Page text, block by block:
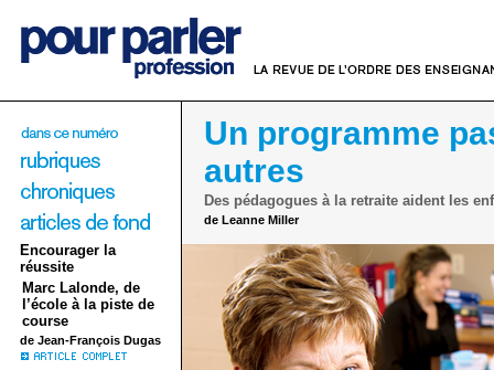
Encourager la
réussite
Marc Lalonde, de
l’école à la piste de
course
de Jean-François Dugas
Un programme
autres
Des pédagogues à la retraite aident les
de Leanne Miller